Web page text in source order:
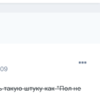
такую штуку как "Пол не